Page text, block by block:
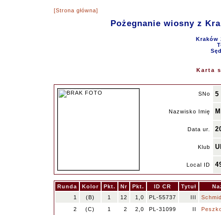
[Strona główna]
Pożegnanie wiosny z
Kraków
Karta
SNo 5
Nazwisko Imię
Data ur.
Klub
Local ID
Runda Kolor Pkt. Nr Pkt. ID CR Tytuł
1
(B) 1 12 1,0 PL-55737 III
2
(C) 1 2 2,0 PL-31099 II